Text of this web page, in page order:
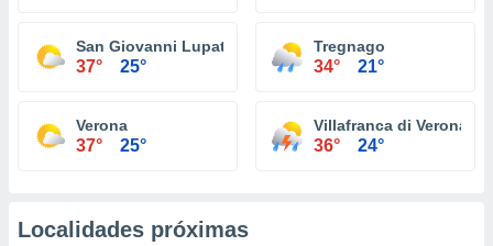
San Giovanni Lupatoto
37° 25°
Tregnago
34° 21°
Verona
37° 25°
Villafranca di Verona
36° 24°
Localidades próximas